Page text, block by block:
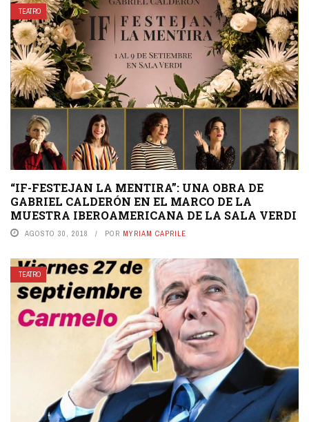
TEATRO
“IF-FESTEJAN LA MENTIRA”: UNA OBRA DE
GABRIEL CALDERÓN EN EL MARCO DE LA
MUESTRA IBEROAMERICANA DE LA SALA VERDI
AGOSTO 30, 2018 POR MYRIAM CAPRILE
TEATRO